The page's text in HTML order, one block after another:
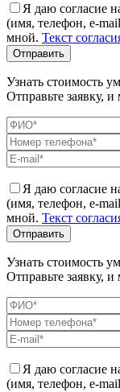
Я даю согласие
(имя, телефон, e-
мной. Текст
Узнать стоимость
Отправьте заявку,
Я даю согласие
(имя, телефон, e-
мной. Текст
Узнать стоимость
Отправьте заявку,
Я даю согласие
(имя, телефон, e-